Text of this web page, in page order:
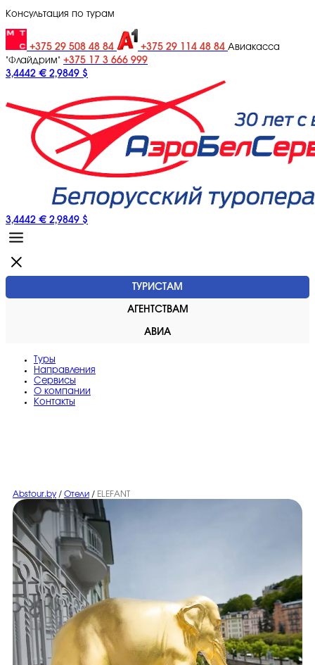
Консультация по турам
+375 29 508 48 84 +375 29 114 48 84 Авиакасса
"Флайдрим" +375 17 3 666 999
3,4442 € 2,9849 $
3,4442 € 2,9849 $
ТУРИСТАМ
АГЕНТСТВАМ
АВИА
Туры
Направления
Сервисы
O компании
Контакты
Abstour.by / Отели / ELEFANT